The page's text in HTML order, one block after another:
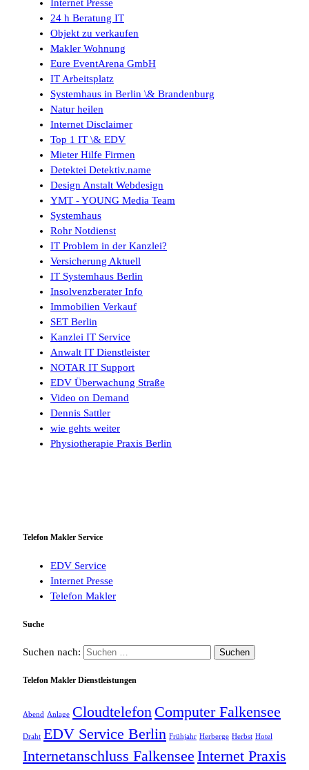
Internet Presse
24 h Beratung IT
Objekt zu verkaufen
Makler Wohnung
Eure EventArena GmbH
IT Arbeitsplatz
Systemhaus in Berlin \& Brandenburg
Natur heilen
Internet Disclaimer
Top 1 IT \& EDV
Mieter Hilfe Firmen
Detektei Detektiv.name
Design Anstalt Webdesign
YMT - YOUNG Media Team
Systemhaus
Rohr Notdienst
IT Problem in der Kanzlei?
Versicherung Aktuell
IT Systemhaus Berlin
Insolvenzberater Info
Immobilien Verkauf
SET Berlin
Kanzlei IT Service
Anwalt IT Dienstleister
NOTAR IT Support
EDV Überwachung Straße
Video on Demand
Dennis Sattler
wie gehts weiter
Physiotherapie Praxis Berlin
Telefon Makler Service
EDV Service
Internet Presse
Telefon Makler
Suche
Suchen nach:
Telefon Makler Dienstleistungen
Abend Anlage Cloudtelefon Computer Falkensee
Draht EDV Service Berlin Frühjahr Herberge Herbst Hotel
Internetanschluss Falkensee Internet Praxis